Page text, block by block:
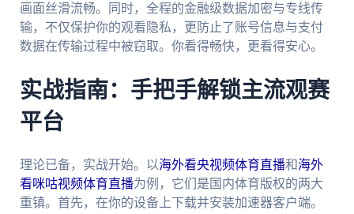
画面丝滑流畅。同时，全程的金融级数据加密与专线传
输，不仅保护你的观看隐私，更防止了账号信息与支付
数据在传输过程中被窃取。你看得畅快，更看得安心。
实战指南：手把手解锁主流观赛
平台
理论已备，实战开始。以海外看央视频体育直播和海外
看咪咕视频体育直播为例，它们是国内体育版权的两大
重镇。首先，在你的设备上下载并安装加速器客户端。